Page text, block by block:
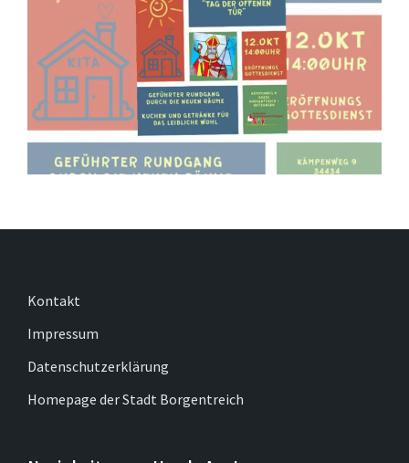
Kontakt
Impressum
Datenschutzerklärung
Homepage der Stadt Borgentreich